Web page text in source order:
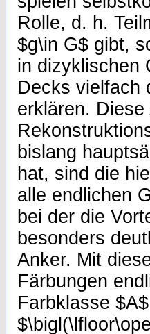
Rolle, d. h.
$g\in G$ gibt,
in dizyklischen
Decks vielfach
erklären.
bislang
hat, sind die
alle endlichen
bei der die
besonders
Anker. Mit
Färbungen
Farbklasse